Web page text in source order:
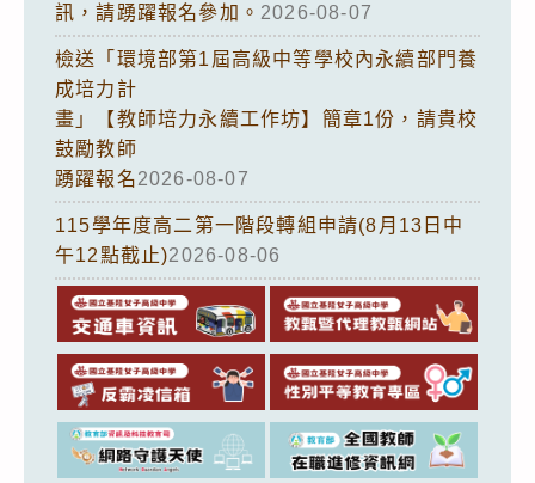
訊，請踴躍報名參加。 2026-08-07
檢送「環境部第1屆高級中等學校內永續部門養
成培力計
畫」【教師培力永續工作坊】簡章1份，請貴校
鼓勵教師
踴躍報名2026-08-07
115學年度高二第一階段轉組申請(8月13日中
午12點截止)2026-08-06